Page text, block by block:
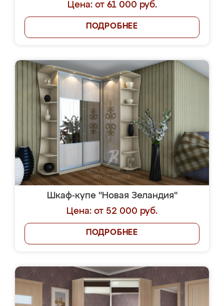
Цена: от 61 000 руб.
ПОДРОБНЕЕ
Шкаф-купе "Новая Зеландия"
Цена: от 52 000 руб.
ПОДРОБНЕЕ